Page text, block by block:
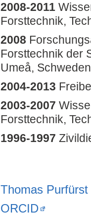
2008-2011
Forsttechnik,
2008
Forsttechnik der
Umeå, Schweden
2004-2013
2003-2007
Forsttechnik,
1996-1997
Thomas
ORCID